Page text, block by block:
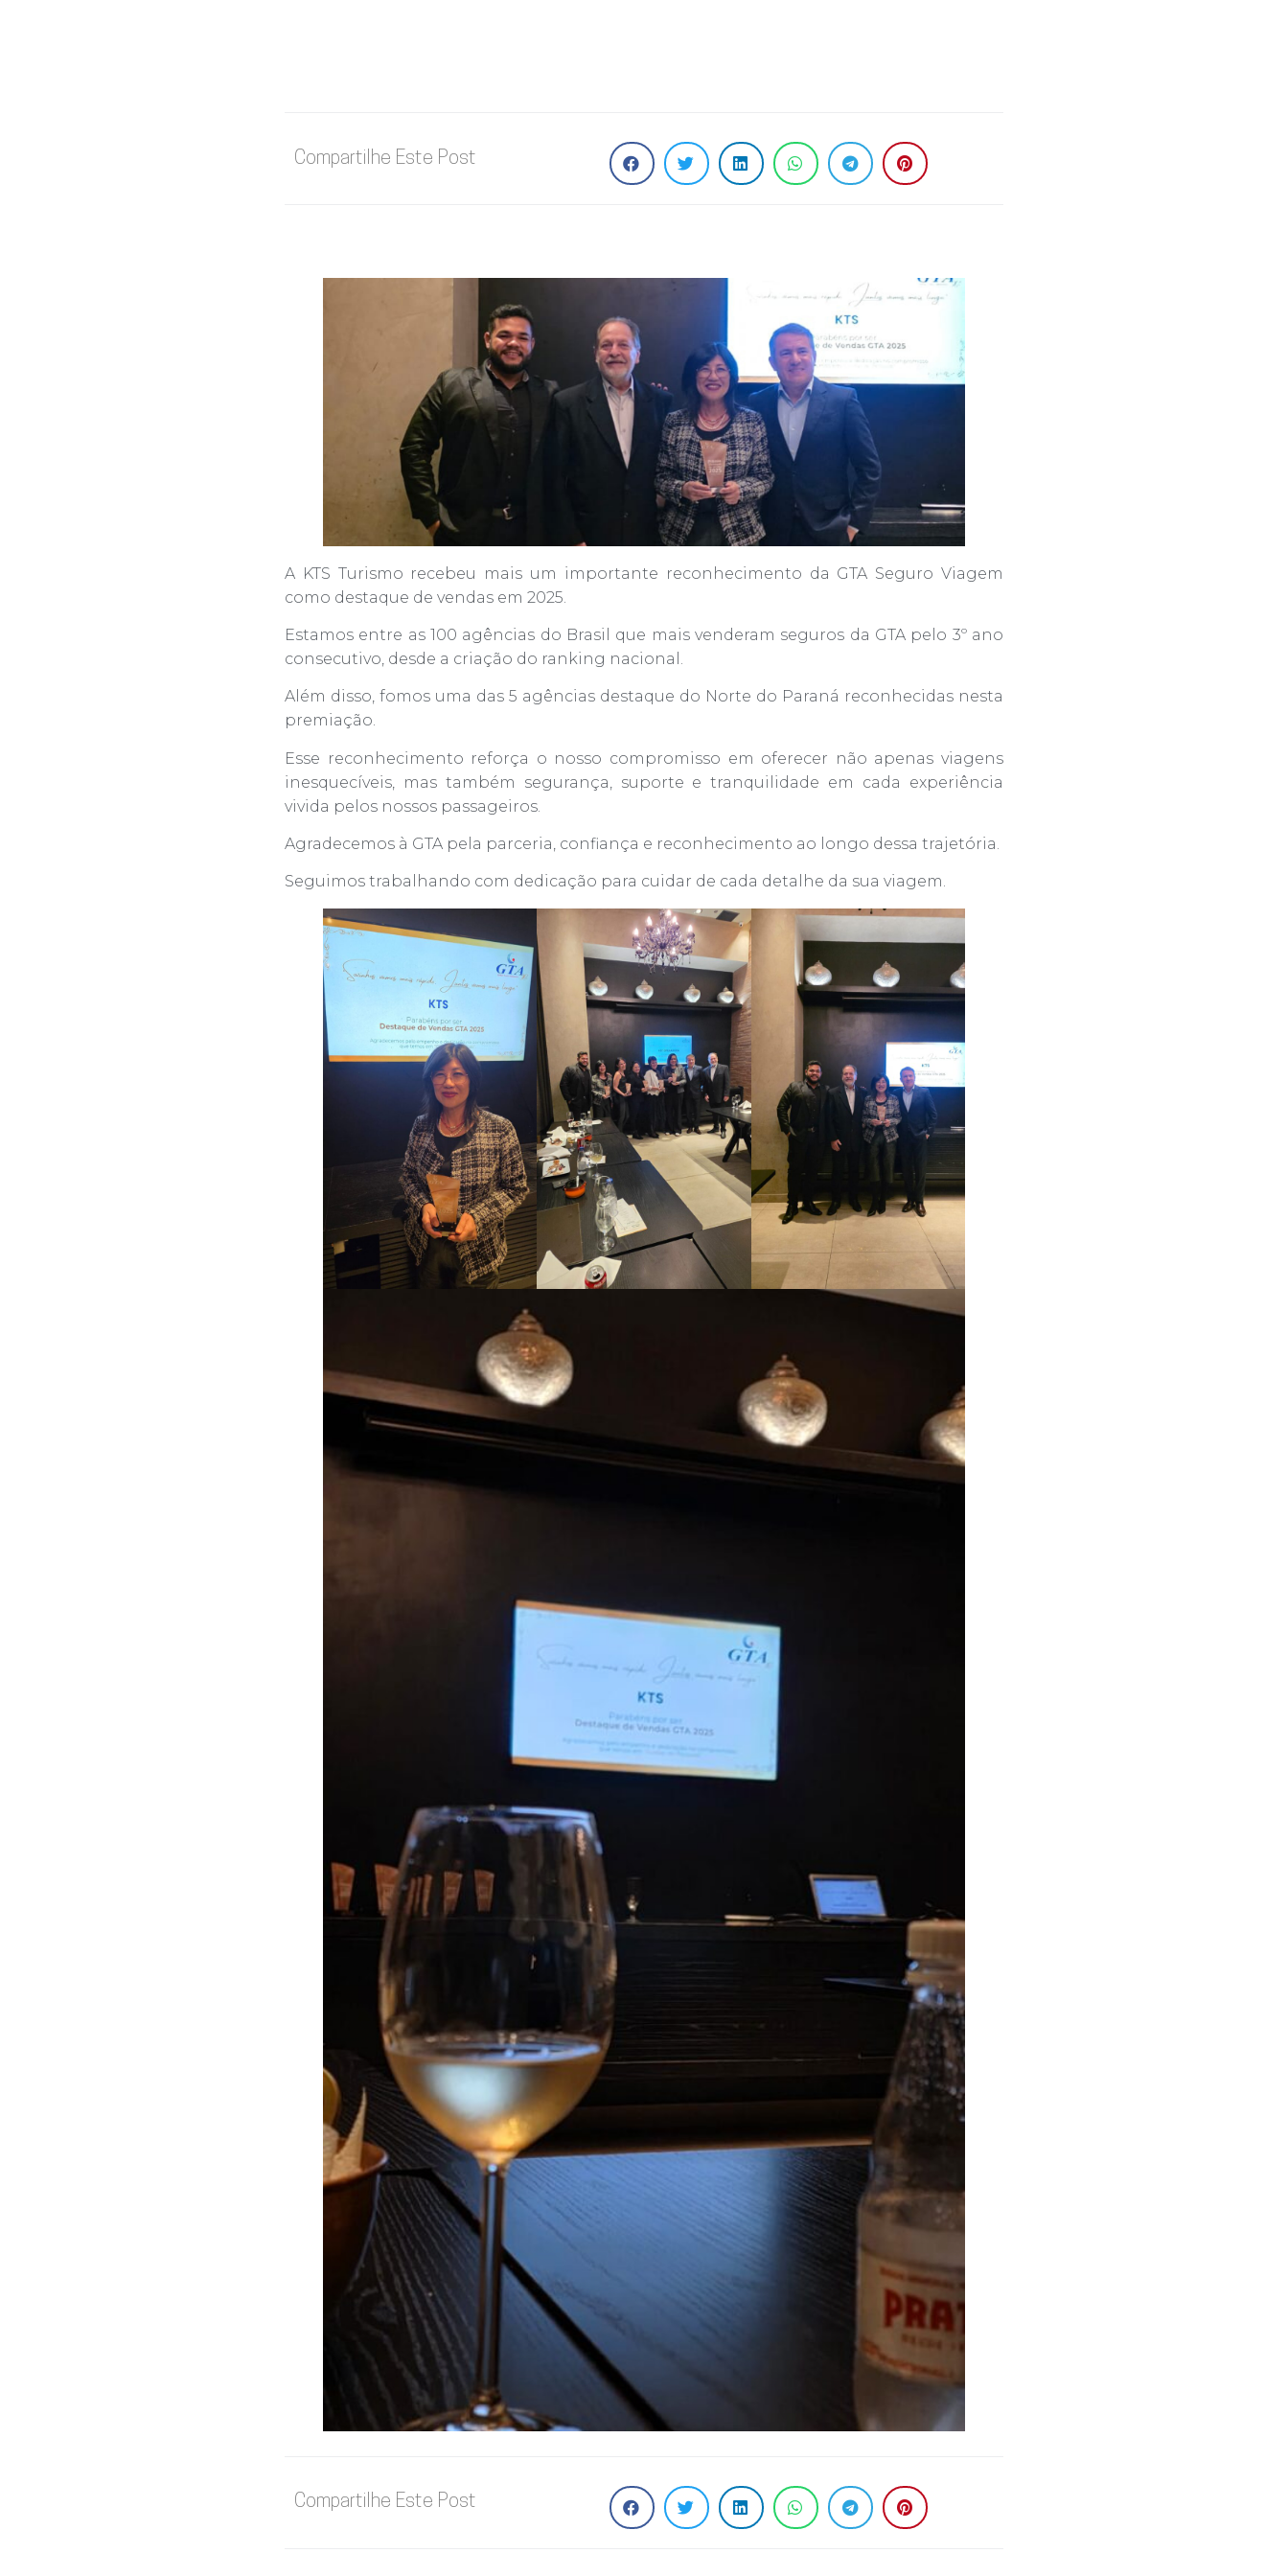
Compartilhe Este Post
A KTS Turismo recebeu mais um importante reconhecimento da GTA Seguro Viagem
como destaque de vendas em 2025.
Estamos entre as 100 agências do Brasil que mais venderam seguros da GTA pelo 3º ano
consecutivo, desde a criação do ranking nacional.
Além disso, fomos uma das 5 agências destaque do Norte do Paraná reconhecidas nesta
premiação.
Esse reconhecimento reforça o nosso compromisso em oferecer não apenas viagens
inesquecíveis, mas também segurança, suporte e tranquilidade em cada experiência
vivida pelos nossos passageiros.
Agradecemos à GTA pela parceria, confiança e reconhecimento ao longo dessa trajetória.
Seguimos trabalhando com dedicação para cuidar de cada detalhe da sua viagem.
Compartilhe Este Post